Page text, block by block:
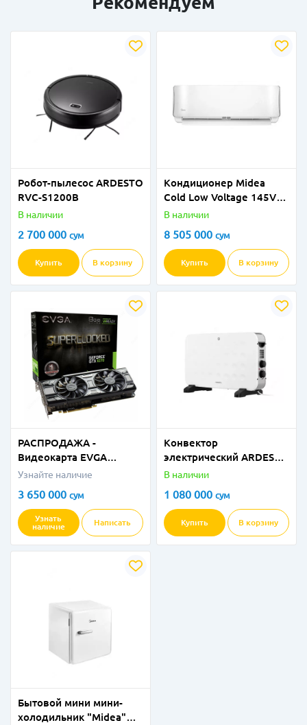
Робот-пылесос ARDESTO
RVC-S1200B
В наличии
2 700 000 сум
Купить В корзину
Кондиционер Midea
Cold Low Voltage 145V-
265V - 18
В наличии
8 505 000 сум
Купить В корзину
РАСПРОДАЖА -
Видеокарта EVGA
Geforce GTX1070
Gaming Black! Edition
Узнайте наличие
3 650 000 сум
Узнать
наличие
Написать
Конвектор
электрический ARDESTO
CHH-2000MWC
В наличии
1 080 000 сум
Купить В корзину
Бытовой мини мини-
холодильник "Мidea"